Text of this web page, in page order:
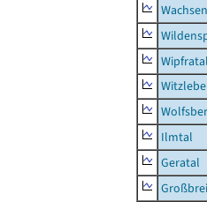
Ilmtal
Geratal